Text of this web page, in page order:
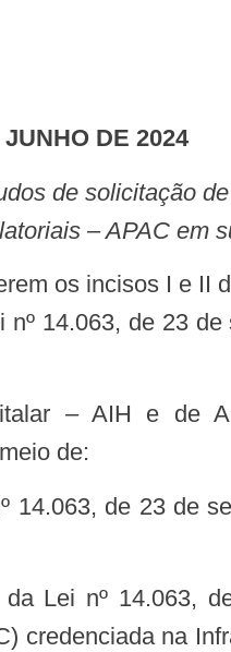
DE 2024
– APAC em
14.063, de 23
de:
credenciada na